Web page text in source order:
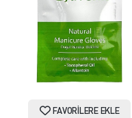
FAVORILERE EKLE